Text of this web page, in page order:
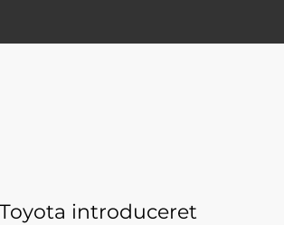
introduceret